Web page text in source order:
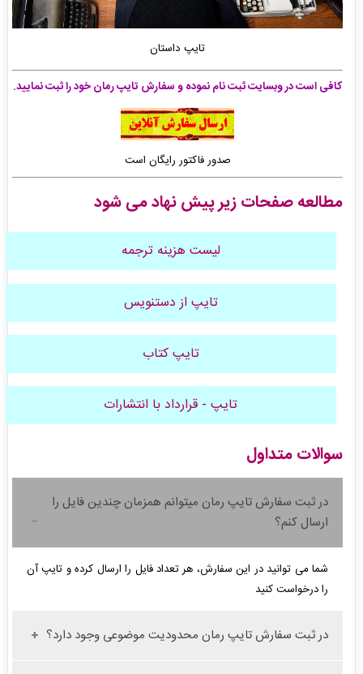
تایپ داستان
کافی است در وبسایت ثبت نام نموده و سفارش تایپ رمانخود را ثبت نمایید.
صدور فاکتور رایگان است
مطالعه صفحات زیر پیش نهاد می شود
لیست هزینه ترجمه
تایپ از دستنویس
تایپ کتاب
تایپ - قرارداد با انتشارات
سوالات متداول
در ثبت سفارش تایپ رمان میتوانم همزمان چندین فایل را
ارسال کنم؟
شما می توانید در این سفارش، هر تعداد فایل را ارسال کرده و تایپ آن
را درخواست کنید
در ثبت سفارش تایپ رمان محدودیت موضوعی وجود دارد؟